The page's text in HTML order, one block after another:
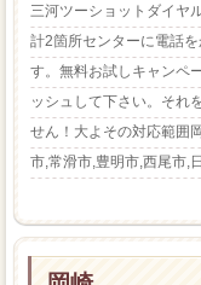
三河ツーショットダイヤ
計2箇所センターに電話
す。無料お試しキャンペ
ッシュして下さい。それ
せん！大よその対応範囲
市,常滑市,豊明市,西尾市,